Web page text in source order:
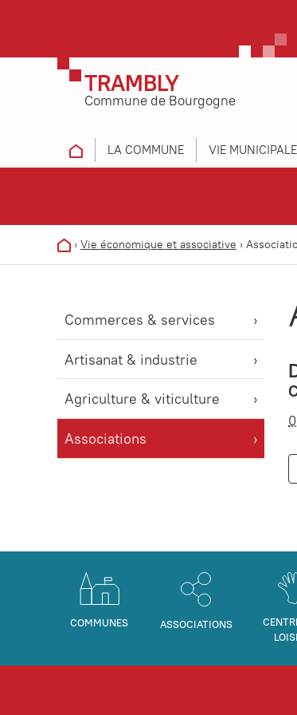
TRAMBLY
Commune de Bourgogne
LA COMMUNE VIE MUNICIPALE
› Vie économique et associative ›
Commerces & services
Artisanat & industrie
Agriculture & viticulture
Associations
COMMUNES ASSOCIATIONS